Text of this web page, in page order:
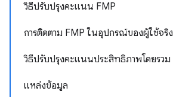
วิธีปรับปรุงคะแนน FMP
การติดตาม FMP ในอุปกรณ์ของผู้ใช้จริง
วิธีปรับปรุงคะแนนประสิทธิภาพโดยรวม
แหล่งข้อมูล